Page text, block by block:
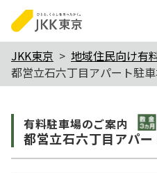
のページ
JKK東京
地域住民向け有
都営立石六丁目アパート駐
有料駐⾞場のご案内 敷
都営立石六丁目アパ